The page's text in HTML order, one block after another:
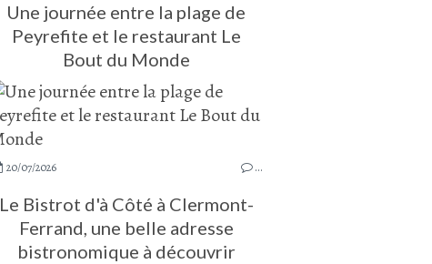
Une journée entre la plage de
Peyrefite et le restaurant Le
Bout du Monde
20/07/2026 …
Le Bistrot d'à Côté à Clermont-
Ferrand, une belle adresse
bistronomique à découvrir